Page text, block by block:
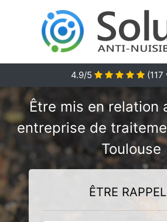
4.9/5 (117
Être mis en relation
entreprise de
Toulouse
ÊTRE